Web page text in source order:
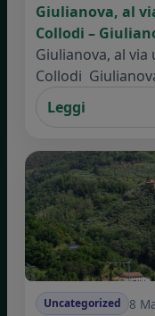
Giulianova, al
Collodi –
Giulianova, al
Collodi
Leggi
Uncategorized 8